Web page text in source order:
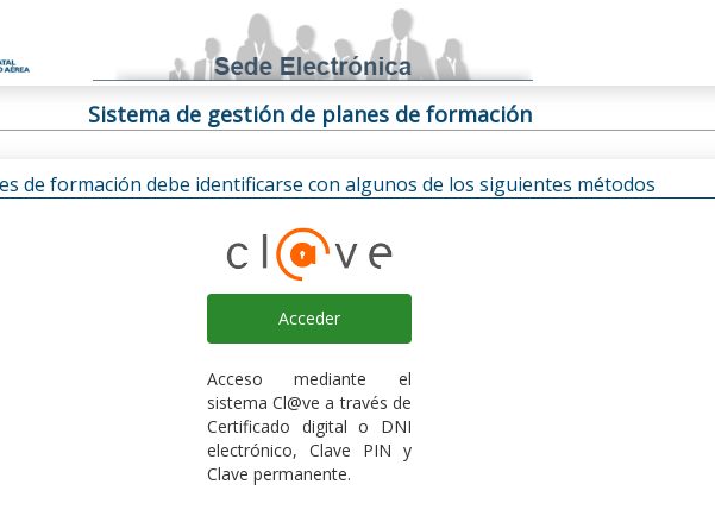
Sistema de gestión de planes de formación
de formación debe identificarse con algunos de los siguientes métodos
Acceder
Acceso mediante el
sistema Cl@ve a través de
Certificado digital o DNI
electrónico, Clave PIN y
Clave permanente.